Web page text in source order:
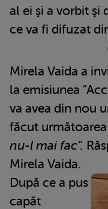
al ei şi a vorbit şi
ce va fi difuzat
Mirela Vaida a
la emisiunea
va avea din nou
făcut
nu-l mai fac".
Mirela Vaida.
După ce a pus
capăt